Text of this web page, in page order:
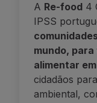
A Re-food 4
IPSS
mundo,
alimentar
cidadãos
ambiental,